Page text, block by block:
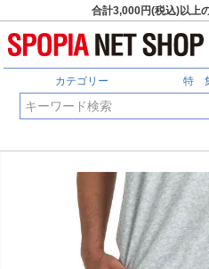
合計3,000円(税込)以上
カテゴリー 特